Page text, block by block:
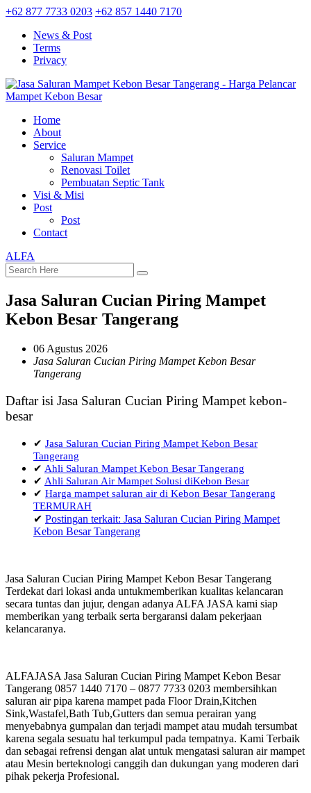
+62 877 7733 0203 +62 857 1440 7170
News & Post
Terms
Privacy
Home
About
Service
Saluran Mampet
Renovasi Toilet
Pembuatan Septic Tank
Visi & Misi
Post
Post
Contact
ALFA
Jasa Saluran Cucian Piring Mampet
Kebon Besar Tangerang
06 Agustus 2026
Jasa Saluran Cucian Piring Mampet Kebon Besar
Tangerang
Daftar isi Jasa Saluran Cucian Piring Mampet kebon-
besar
✔ Jasa Saluran Cucian Piring Mampet Kebon Besar
Tangerang
✔ Ahli Saluran Mampet Kebon Besar Tangerang
✔ Ahli Saluran Air Mampet Solusi diKebon Besar
✔ Harga mampet saluran air di Kebon Besar Tangerang
TERMURAH
✔ Postingan terkait: Jasa Saluran Cucian Piring Mampet
Kebon Besar Tangerang
Jasa Saluran Cucian Piring Mampet Kebon Besar Tangerang
Terdekat dari lokasi anda untukmemberikan kualitas kelancaran
secara tuntas dan jujur, dengan adanya ALFA JASA kami siap
memberikan yang terbaik serta bergaransi dalam pekerjaan
kelancaranya.
ALFAJASA Jasa Saluran Cucian Piring Mampet Kebon Besar
Tangerang 0857 1440 7170 – 0877 7733 0203 membersihkan
saluran air pipa karena mampet pada Floor Drain,Kitchen
Sink,Wastafel,Bath Tub,Gutters dan semua perairan yang
menyebabnya gumpalan dan terjadi mampet atau mudah tersumbat
karena segala sesuatu hal terkumpul pada tempatnya. Kami Terbaik
dan sebagai refrensi dengan alat untuk mengatasi saluran air mampet
atau Mesin berteknologi canggih dan dukungan yang moderen dari
pihak pekerja Profesional.